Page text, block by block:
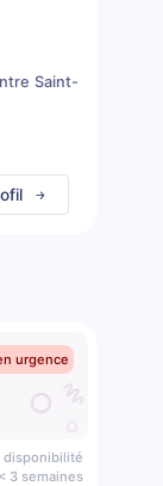
Saint-
urgence
disponibilité
< 3 semaines